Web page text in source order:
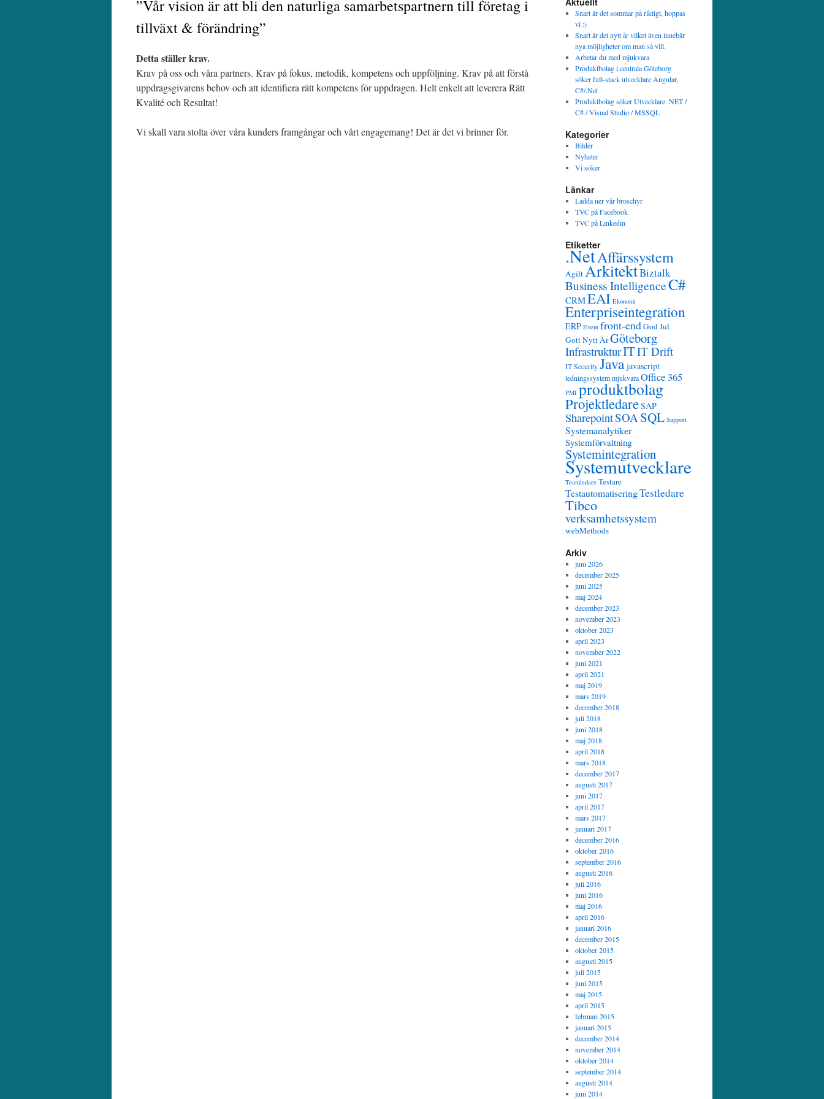
”Vår vision är att bli den naturliga samarbetspartnern till företag i
tillväxt & förändring”
Detta ställer krav.
Krav på oss och våra partners. Krav på fokus, metodik, kompetens och uppföljning. Krav på att förstå
uppdragsgivarens behov och att identifiera rätt kompetens för uppdragen. Helt enkelt att leverera Rätt
Kvalité och Resultat!
Vi skall vara stolta över våra kunders framgångar och vårt engagemang! Det är det vi brinner för.
Snart är det sommar på riktigt, hoppas
vi :)
Snart är det nytt år vilket även innebär
nya möjligheter om man så vill.
Arbetar du med mjukvara
Produktbolag i centrala Göteborg
söker full-stack utvecklare Angular,
C#/.Net
Produktbolag söker Utvecklare .NET /
C# / Visual Studio / MSSQL
Kategorier
Bilder
Nyheter
Vi söker
Länkar
Ladda ner vår broschyr
TVC på Facebook
TVC på Linkedin
Etiketter
.NetAffärssystem
AgiltArkitektBiztalk
Business IntelligenceC#
CRMEAI Ekonomi
Enterpriseintegration
ERP Event front-endGod Jul
Gott Nytt ÅrGöteborg
InfrastrukturITIT Drift
IT SecurityJavajavascript
ledningssystemmjukvaraOffice 365
PMI produktbolag
ProjektledareSAP
SharepointSOASQL Support
Systemanalytiker
Systemförvaltning
Systemintegration
Systemutvecklare
Teamledare Testare
TestautomatiseringTestledare
Tibco
verksamhetssystem
webMethods
Arkiv
juni 2026
december 2025
juni 2025
maj 2024
december 2023
november 2023
oktober 2023
april 2023
november 2022
juni 2021
april 2021
maj 2019
mars 2019
december 2018
juli 2018
juni 2018
maj 2018
april 2018
mars 2018
december 2017
augusti 2017
juni 2017
april 2017
mars 2017
januari 2017
december 2016
oktober 2016
september 2016
augusti 2016
juli 2016
juni 2016
maj 2016
april 2016
januari 2016
december 2015
oktober 2015
augusti 2015
juli 2015
juni 2015
maj 2015
april 2015
februari 2015
januari 2015
december 2014
november 2014
oktober 2014
september 2014
augusti 2014
juni 2014